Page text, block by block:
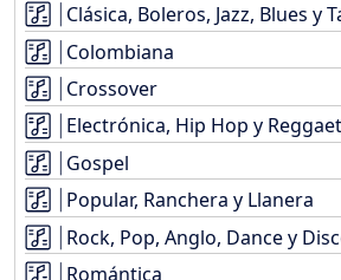
Clásica, Boleros, Jazz, Blues y
Colombiana
Crossover
Electrónica, Hip Hop y
Gospel
Popular, Ranchera y Llanera
Rock, Pop, Anglo, Dance y
Romántica